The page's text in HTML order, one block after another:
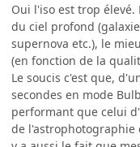
Oui l'iso est trop
du ciel profond
supernova etc.), le
(en fonction de la
Le soucis c'est que,
secondes en mode
performant que celui
de l'astrophotographie